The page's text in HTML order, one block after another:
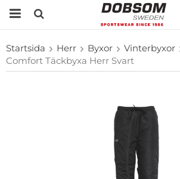
Startsida Herr Byxor
Vinterbyxor
Comfort Täckbyxa Herr Svart